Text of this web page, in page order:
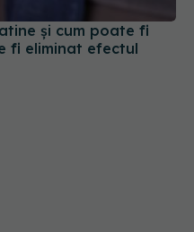
și cum poate fi
fi eliminat efectul